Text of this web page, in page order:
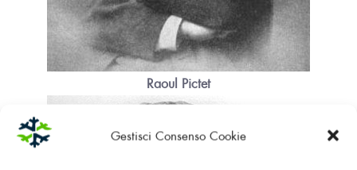
Gestisci Consenso Cookie
Raoul Pictet